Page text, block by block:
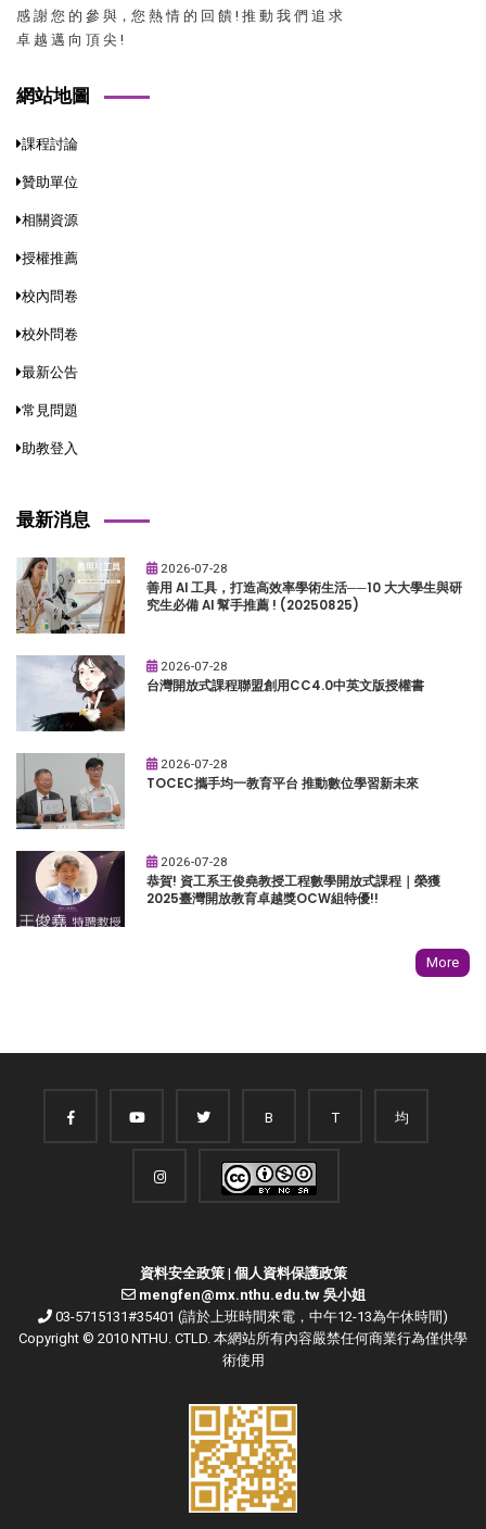
感 謝 您 的 參 與，您 熱 情 的 回 饋 ! 推 動 我 們 追 求
卓 越 邁 向 頂 尖 !
網站地圖
課程討論
贊助單位
相關資源
授權推薦
校內問卷
校外問卷
最新公告
常見問題
助教登入
最新消息
2026-07-28
善用 AI 工具，打造高效率學術生活──10 大大學生與研
究生必備 AI 幫手推薦 ! (20250825)
2026-07-28
台灣開放式課程聯盟創用CC4.0中英文版授權書
2026-07-28
TOCEC攜手均一教育平台 推動數位學習新未來
2026-07-28
恭賀! 資工系王俊堯教授工程數學開放式課程｜榮獲
2025臺灣開放教育卓越獎OCW組特優!!
More
B T 均
資料安全政策| 個人資料保護政策
mengfen@mx.nthu.edu.tw 吳小姐
03-5715131#35401 (請於上班時間來電，中午12-13為午休時間)
Copyright © 2010 NTHU. CTLD. 本網站所有內容嚴禁任何商業行為僅供學
術使用